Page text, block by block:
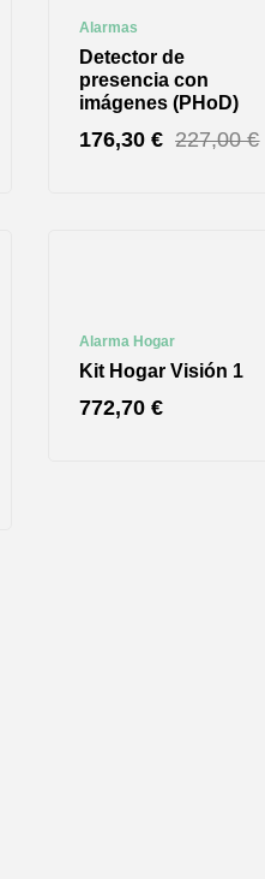
Alarmas
Detector de
presencia con
imágenes (PHoD)
227,00€
176,30€
Alarma Hogar
Kit Hogar Visión 1
772,70€